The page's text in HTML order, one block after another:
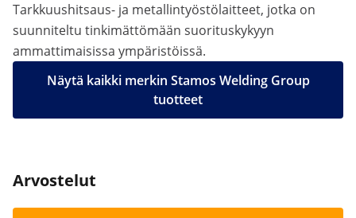
Tarkkuushitsaus- ja metallintyöstölaitteet, jotka on
suunniteltu tinkimättömään suorituskykyyn
ammattimaisissa ympäristöissä.
Näytä kaikki merkin Stamos Welding Group
tuotteet
Arvostelut